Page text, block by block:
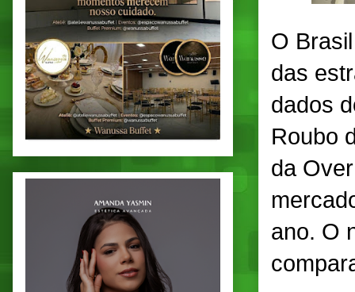
O
das
dados
Roubo
da
ano. O